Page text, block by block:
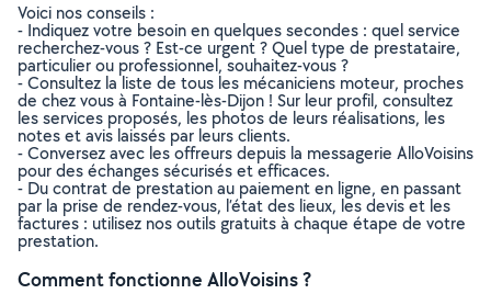
Voici nos conseils :
- Indiquez votre besoin en quelques secondes : quel service
recherchez-vous ? Est-ce urgent ? Quel type de prestataire,
particulier ou professionnel, souhaitez-vous ?
- Consultez la liste de tous les mécaniciens moteur, proches
de chez vous à Fontaine-lès-Dijon ! Sur leur profil, consultez
les services proposés, les photos de leurs réalisations, les
notes et avis laissés par leurs clients.
- Conversez avec les offreurs depuis la messagerie AlloVoisins
pour des échanges sécurisés et efficaces.
- Du contrat de prestation au paiement en ligne, en passant
par la prise de rendez-vous, l’état des lieux, les devis et les
factures : utilisez nos outils gratuits à chaque étape de votre
prestation.
Comment fonctionne AlloVoisins ?